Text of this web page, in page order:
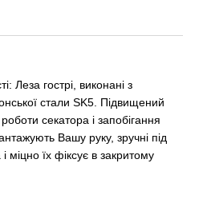
Леза гострі, виконані з
стали SK5. Підвищений
секатора і запобігання
Вашу руку, зручні під
їх фіксує в закритому